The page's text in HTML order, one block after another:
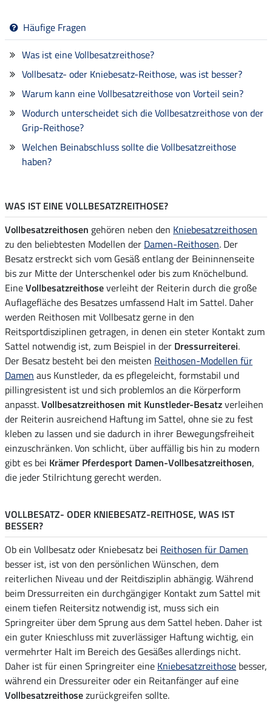
Häufige Fragen
Was ist eine Vollbesatzreithose?
Vollbesatz- oder Kniebesatz-Reithose, was ist besser?
Warum kann eine Vollbesatzreithose von Vorteil sein?
Wodurch unterscheidet sich die Vollbesatzreithose von der
Grip-Reithose?
Welchen Beinabschluss sollte die Vollbesatzreithose
haben?
WAS IST EINE VOLLBESATZREITHOSE?
Vollbesatzreithosen gehören neben den Kniebesatzreithosen
zu den beliebtesten Modellen der Damen-Reithosen. Der
Besatz erstreckt sich vom Gesäß entlang der Beininnenseite
bis zur Mitte der Unterschenkel oder bis zum Knöchelbund.
EineVollbesatzreithoseverleiht der Reiterin durch die große
Auflagefläche des Besatzes umfassend Halt im Sattel. Daher
werden Reithosen mit Vollbesatz gerne in den
Reitsportdisziplinen getragen, in denen ein steter Kontakt zum
Sattel notwendig ist, zum Beispiel in der Dressurreiterei.
Der Besatz besteht bei den meisten Reithosen-Modellen für
Damen aus Kunstleder, da es pflegeleicht, formstabil und
pillingresistent ist und sich problemlos an die Körperform
anpasst.Vollbesatzreithosen mit Kunstleder-Besatzverleihen
der Reiterin ausreichend Haftung im Sattel, ohne sie zu fest
kleben zu lassen und sie dadurch in ihrer Bewegungsfreiheit
einzuschränken. Von schlicht, über auffällig bis hin zu modern
gibt es bei Krämer Pferdesport Damen-Vollbesatzreithosen,
die jeder Stilrichtung gerecht werden.
VOLLBESATZ- ODER KNIEBESATZ-REITHOSE, WAS IST
BESSER?
Ob ein Vollbesatz oder Kniebesatz bei Reithosen für Damen
besser ist, ist von den persönlichen Wünschen, dem
reiterlichen Niveau und der Reitdisziplin abhängig. Während
beim Dressurreiten ein durchgängiger Kontakt zum Sattel mit
einem tiefen Reitersitz notwendig ist, muss sich ein
Springreiter über dem Sprung aus dem Sattel heben. Daher ist
ein guter Knieschluss mit zuverlässiger Haftung wichtig, ein
vermehrter Halt im Bereich des Gesäßes allerdings nicht.
Daher ist für einen Springreiter eine Kniebesatzreithose besser,
während ein Dressureiter oder ein Reitanfänger auf eine
Vollbesatzreithosezurückgreifen sollte.